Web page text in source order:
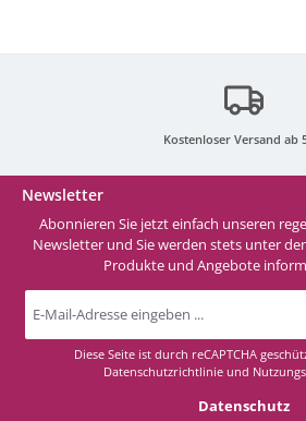
Kostenloser Versand ab
Newsletter
Abonnieren Sie jetzt einfach unseren
Newsletter und Sie werden stets unter
Produkte und Angebote
E-
Mail-
*
Diese Seite ist durch reCAPTCHA
Datenschutzrichtlinie und
Datenschutz